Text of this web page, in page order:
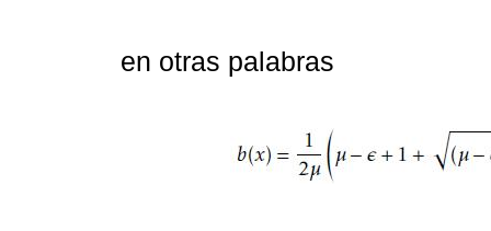
en otras palabras